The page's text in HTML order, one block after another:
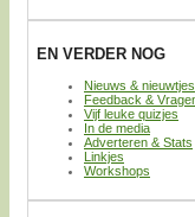
EN VERDER NOG
Nieuws & nieuwtjes
Feedback &
Vijf leuke quizjes
In de media
Adverteren & Stats
Linkjes
Workshops